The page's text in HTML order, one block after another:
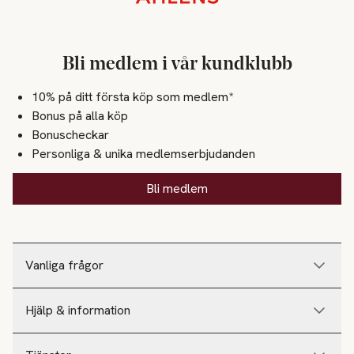
Vanliga frågor
Hjälp & information
Bli medlem i vår kundklubb
10% på ditt första köp som medlem*
Bonus på alla köp
Bonuscheckar
Personliga & unika medlemserbjudanden
Bli medlem